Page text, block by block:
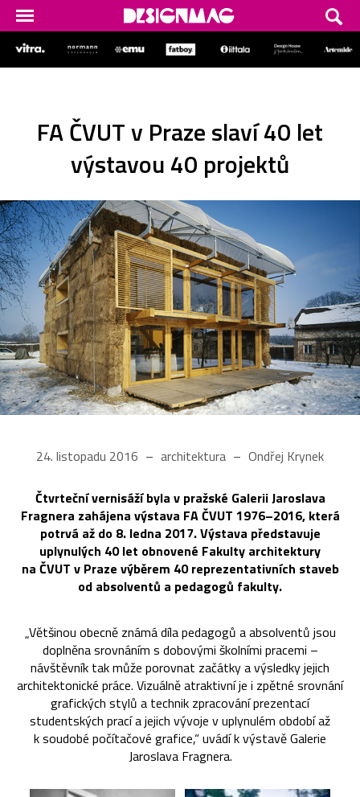
FA ČVUT v Praze slaví 40 let
výstavou 40 projektů
24. listopadu 2016 architektura Ondřej Krynek
Čtvrteční vernisáží byla v pražské Galerii Jaroslava
Fragnera zahájena výstava FA ČVUT 1976–2016, která
potrvá až do 8. ledna 2017. Výstava představuje
uplynulých 40 let obnovené Fakulty architektury
na ČVUT v Praze výběrem 40 reprezentativních staveb
od absolventů a pedagogů fakulty.
„Většinou obecně známá díla pedagogů a absolventů jsou
doplněna srovnáním s dobovými školními pracemi –
návštěvník tak může porovnat začátky a výsledky jejich
architektonické práce. Vizuálně atraktivní je i zpětné srovnání
grafických stylů a technik zpracování prezentací
studentských prací a jejich vývoje v uplynulém období až
k soudobé počítačové grafice,“ uvádí k výstavě Galerie
Jaroslava Fragnera.